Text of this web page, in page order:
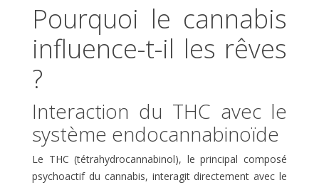
Pourquoi le cannabis
influence-t-il les rêves
?
Interaction du THC avec le
système endocannabinoïde
Le THC (tétrahydrocannabinol), le principal composé
psychoactif du cannabis, interagit directement avec le